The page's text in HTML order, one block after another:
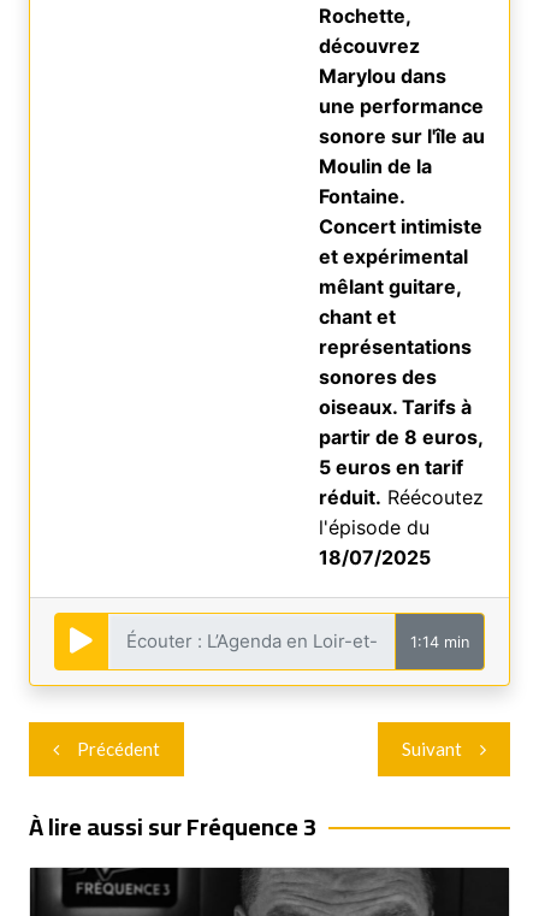
Rochette,
découvrez
Marylou dans
une performance
sonore sur l'île au
Moulin de la
Fontaine.
Concert intimiste
et expérimental
mêlant guitare,
chant et
représentations
sonores des
oiseaux. Tarifs à
partir de 8 euros,
5 euros en tarif
réduit. Réécoutez
l'épisode du
18/07/2025
1:14 min
Navigation
de
l’article
Précédent Suivant
À lire aussi sur Fréquence 3